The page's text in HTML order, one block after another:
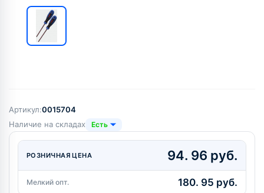
Артикул:0015704
Наличие на складах
Есть
РОЗНИЧНАЯ ЦЕНА 94. 96 руб.
Мелкий опт. 180. 95 руб.